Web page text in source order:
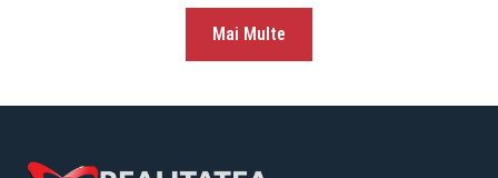
Mai Multe